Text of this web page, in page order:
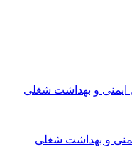
و بهداشت شغلی